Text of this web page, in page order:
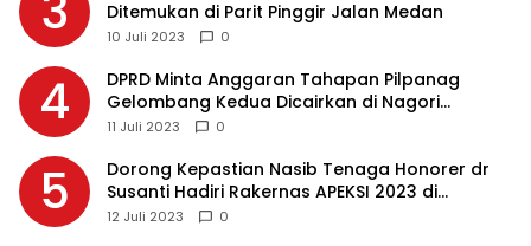
Ditemukan di Parit Pinggir Jalan Medan
10 Juli 2023 0
4
DPRD Minta Anggaran Tahapan Pilpanag
Gelombang Kedua Dicairkan di Nagori
Masing-masing, Ini Alasannya…
11 Juli 2023 0
5
Dorong Kepastian Nasib Tenaga Honorer dr
Susanti Hadiri Rakernas APEKSI 2023 di
Makassar
12 Juli 2023 0